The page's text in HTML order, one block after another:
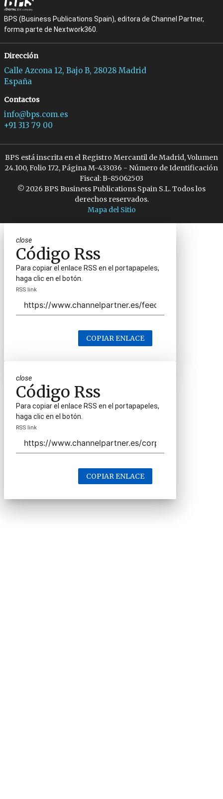
BPS (Business Publications Spain), editora de Channel Partner,
forma parte de Nextwork360.
Dirección
Calle Azcona 12, Bajo B, 28028 Madrid
España
Contactos
info@bps.com.es
+91 313 79 00
BPS está inscrita en el Registro Mercantil de Madrid, Volumen
24.100, Folio 172, Página M-433036 - Número de Identificación
Fiscal: B-85062503
© 2026 BPS Business Publications Spain S.L. Todos los
derechos reservados.
Mapa del Sitio
close
Código Rss
Para copiar el enlace RSS en el portapapeles,
haga clic en el botón.
RSS link
COPIAR ENLACE
close
Código Rss
Para copiar el enlace RSS en el portapapeles,
haga clic en el botón.
RSS link
COPIAR ENLACE